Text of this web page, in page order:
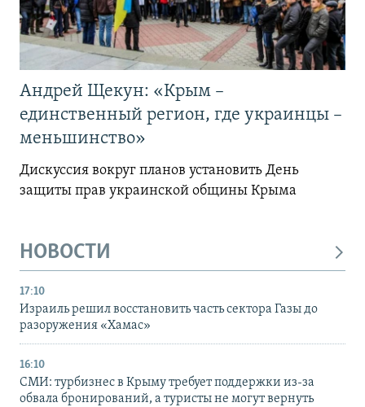
Андрей Щекун: «Крым –
единственный регион, где украинцы –
меньшинство»
Дискуссия вокруг планов установить День
защиты прав украинской общины Крыма
НОВОСТИ
17:10
Израиль решил восстановить часть сектора Газы до
разоружения «Хамас»
16:10
СМИ: турбизнес в Крыму требует поддержки из-за
обвала бронирований, а туристы не могут вернуть